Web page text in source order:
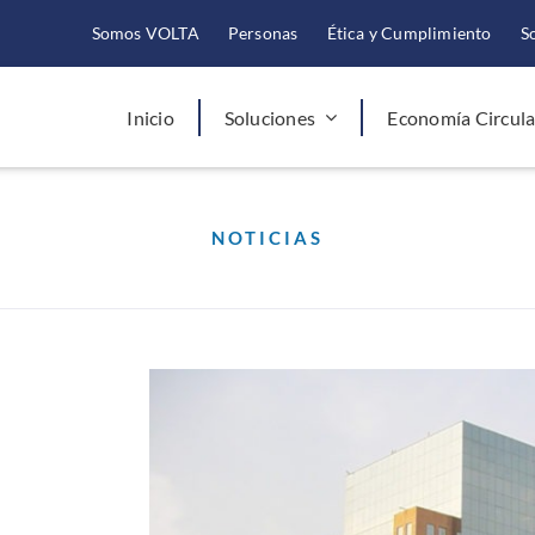
Somos VOLTA Personas Ética y Cumplimiento
Inicio Soluciones Economía
NOTICIAS